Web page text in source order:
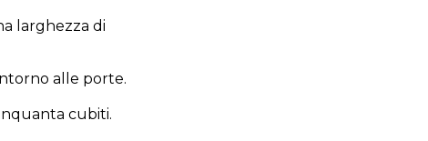
larghezza di
alle porte.
cubiti.